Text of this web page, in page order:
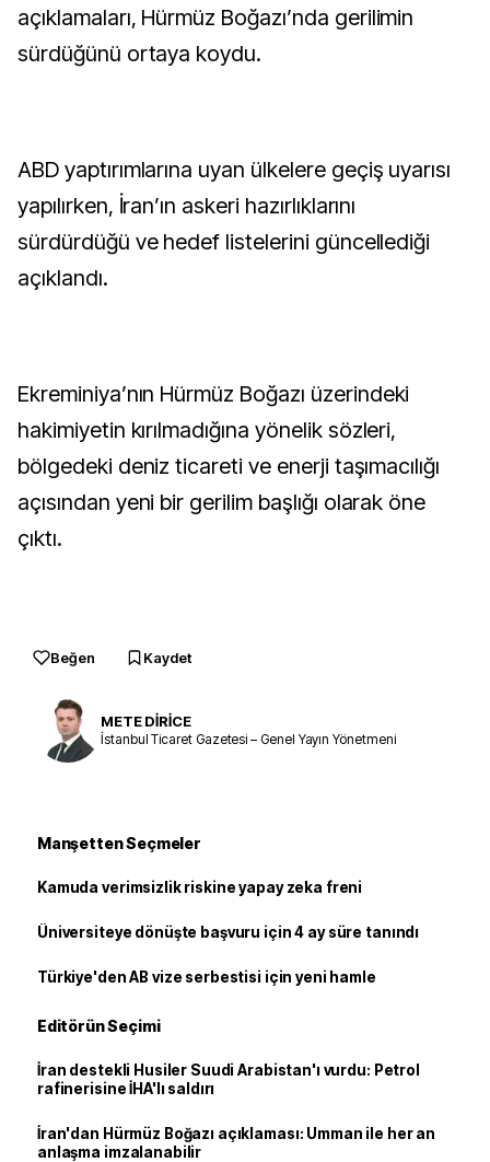
açıklamaları, Hürmüz Boğazı’nda gerilimin
sürdüğünü ortaya koydu.
ABD yaptırımlarına uyan ülkelere geçiş uyarısı
yapılırken, İran’ın askeri hazırlıklarını
sürdürdüğü ve hedef listelerini güncellediği
açıklandı.
Ekreminiya’nın Hürmüz Boğazı üzerindeki
hakimiyetin kırılmadığına yönelik sözleri,
bölgedeki deniz ticareti ve enerji taşımacılığı
açısından yeni bir gerilim başlığı olarak öne
çıktı.
Beğen Kaydet
METE DİRİCE
İstanbul Ticaret Gazetesi – Genel Yayın Yönetmeni
Manşetten Seçmeler
Kamuda verimsizlik riskine yapay zeka freni
Üniversiteye dönüşte başvuru için 4 ay süre tanındı
Türkiye'den AB vize serbestisi için yeni hamle
Editörün Seçimi
İran destekli Husiler Suudi Arabistan'ı vurdu: Petrol
rafinerisine İHA'lı saldırı
İran'dan Hürmüz Boğazı açıklaması: Umman ile her an
anlaşma imzalanabilir